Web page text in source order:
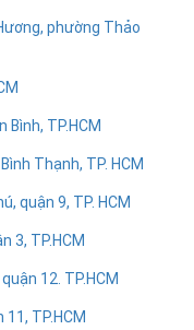
phường Thảo
Bình, TP.HCM
Thạnh, TP. HCM
quận 9, TP. HCM
3, TP.HCM
12. TP.HCM
TP.HCM